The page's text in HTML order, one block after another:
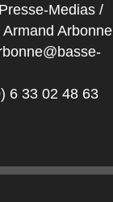
Medias /
Arbonne
6 33 02 48 63